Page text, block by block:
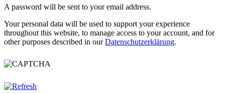
A password will be sent to your email address.
Your personal data will be used to support your experience
throughout this website, to manage access to your account, and for
other purposes described in ourDatenschutzerklärung.